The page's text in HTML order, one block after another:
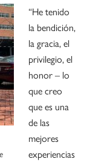
“He tenido
la bendición,
la gracia, el
privilegio, el
honor – lo
que creo
que es una
de las
mejores
experiencias